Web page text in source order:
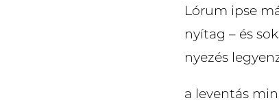
Lórum ipse
nyítag – és
nyezés
a leventás